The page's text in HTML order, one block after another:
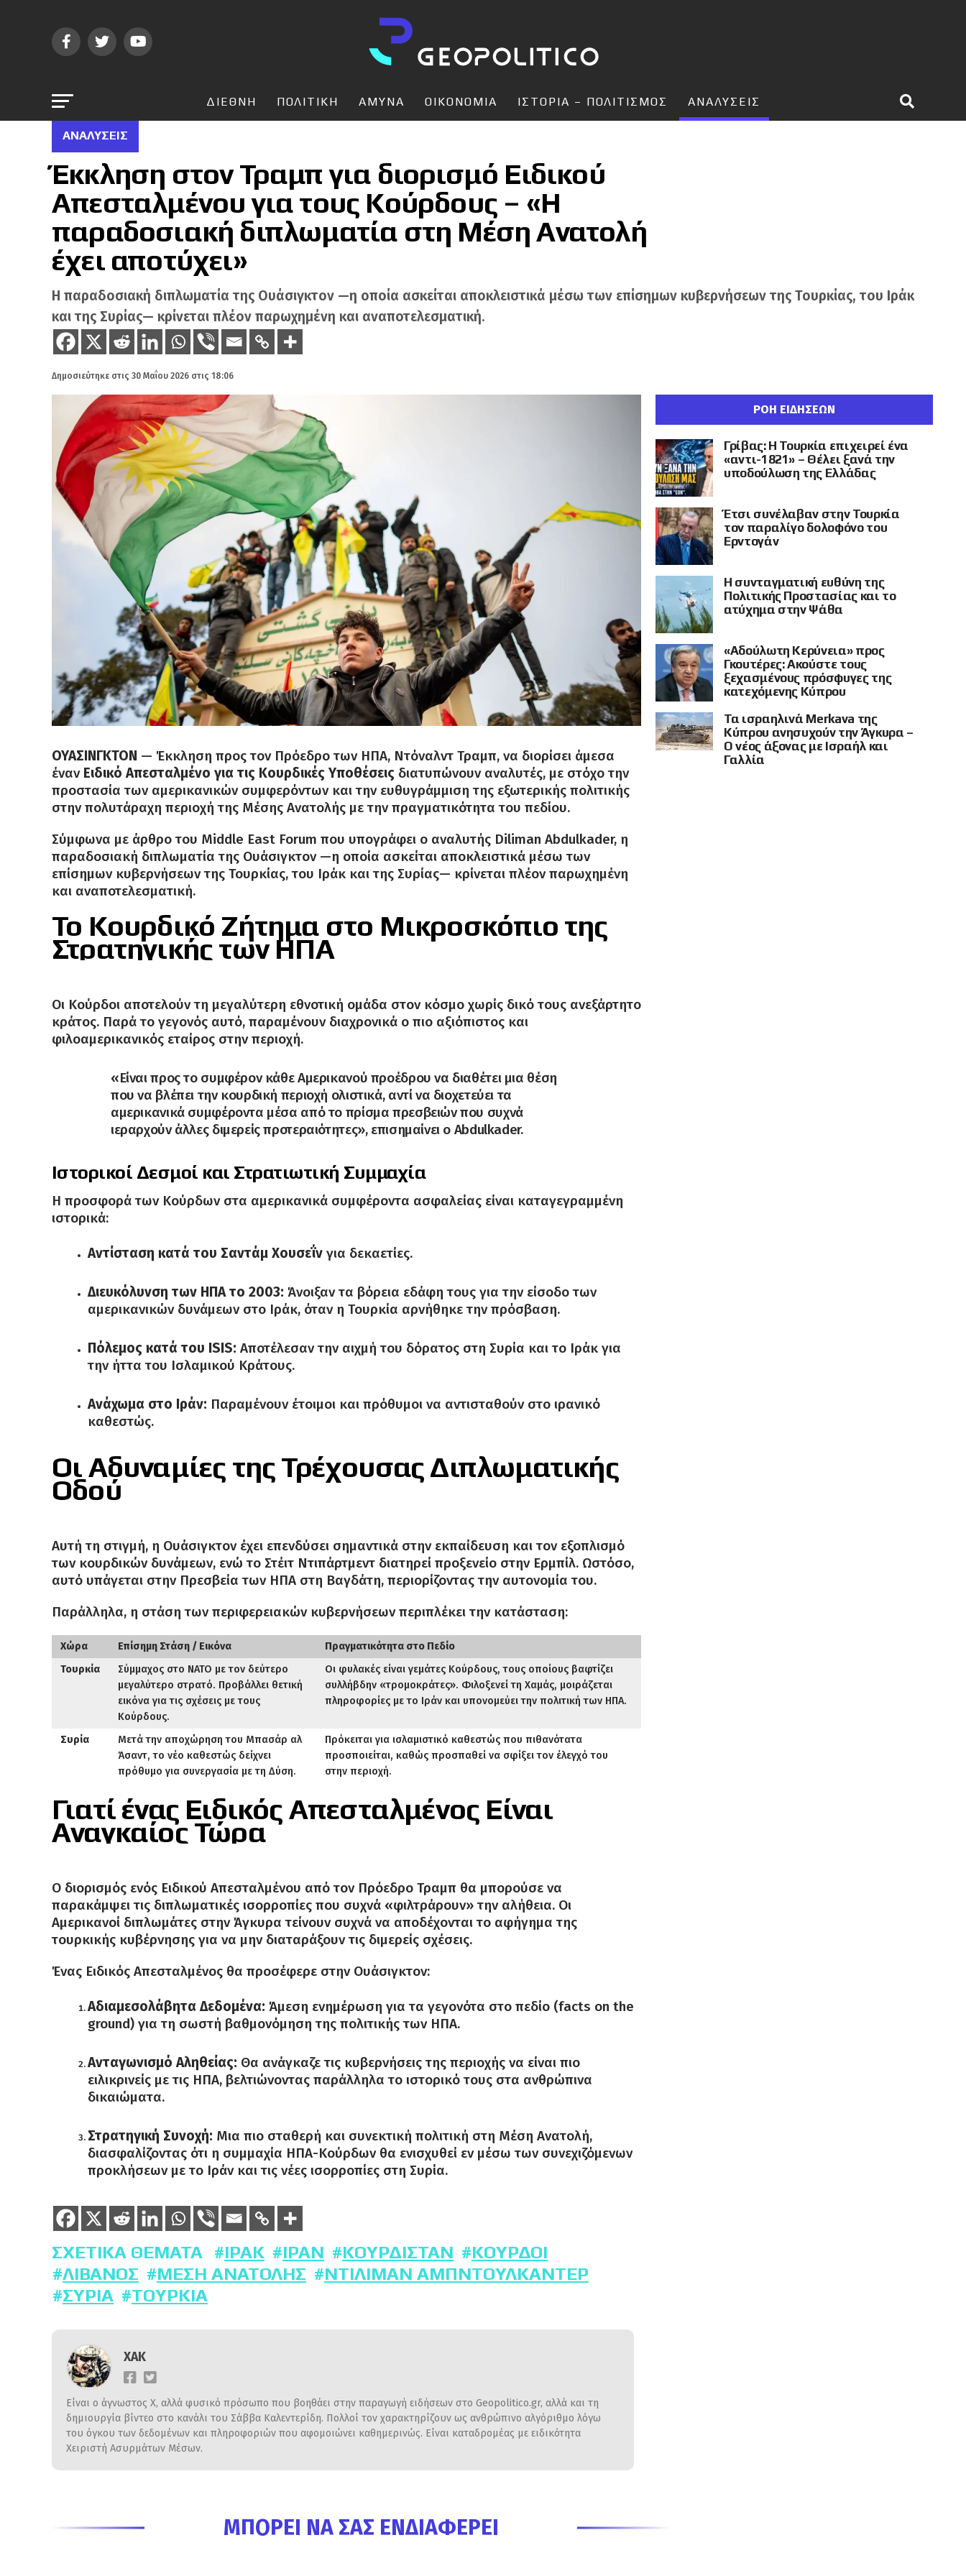
ΔΙΕΘΝΗ ΠΟΛΙΤΙΚΗ ΑΜΥΝΑ ΟΙΚΟΝΟΜΙΑ ΙΣΤΟΡΙΑ – ΠΟΛΙΤΙΣΜΟΣ ΑΝΑΛΥΣΕΙΣ
ΑΝΑΛΎΣΕΙΣ
Έκκληση στον Τραμπ για διορισμό Ειδικού
Απεσταλμένου για τους Κούρδους – «Η
παραδοσιακή διπλωματία στη Μέση Ανατολή
έχει αποτύχει»
H παραδοσιακή διπλωματία της Ουάσιγκτον —η οποία ασκείται αποκλειστικά μέσω των επίσημων κυβερνήσεων της Τουρκίας, του Ιράκ
και της Συρίας— κρίνεται πλέον παρωχημένη και αναποτελεσματική.
Δημοσιεύτηκε στις 30 Μαΐου 2026 στις 18:06
ΟΥΑΣΙΝΓΚΤΟΝ — Έκκληση προς τον Πρόεδρο των ΗΠΑ, Ντόναλντ Τραμπ, να διορίσει άμεσα
έναν Ειδικό Απεσταλμένο για τις Κουρδικές Υποθέσεις διατυπώνουν αναλυτές, με στόχο την
προστασία των αμερικανικών συμφερόντων και την ευθυγράμμιση της εξωτερικής πολιτικής
στην πολυτάραχη περιοχή της Μέσης Ανατολής με την πραγματικότητα του πεδίου.
Σύμφωνα με άρθρο του Middle East Forum που υπογράφει ο αναλυτής Diliman Abdulkader, η
παραδοσιακή διπλωματία της Ουάσιγκτον —η οποία ασκείται αποκλειστικά μέσω των
επίσημων κυβερνήσεων της Τουρκίας, του Ιράκ και της Συρίας— κρίνεται πλέον παρωχημένη
και αναποτελεσματική.
Το Κουρδικό Ζήτημα στο Μικροσκόπιο της
Στρατηγικής των ΗΠΑ
Οι Κούρδοι αποτελούν τη μεγαλύτερη εθνοτική ομάδα στον κόσμο χωρίς δικό τους ανεξάρτητο
κράτος. Παρά το γεγονός αυτό, παραμένουν διαχρονικά ο πιο αξιόπιστος και
φιλοαμερικανικός εταίρος στην περιοχή.
«Είναι προς το συμφέρον κάθε Αμερικανού προέδρου να διαθέτει μια θέση
που να βλέπει την κουρδική περιοχή ολιστικά, αντί να διοχετεύει τα
αμερικανικά συμφέροντα μέσα από το πρίσμα πρεσβειών που συχνά
ιεραρχούν άλλες διμερείς προτεραιότητες», επισημαίνει ο Abdulkader.
Ιστορικοί Δεσμοί και Στρατιωτική Συμμαχία
Η προσφορά των Κούρδων στα αμερικανικά συμφέροντα ασφαλείας είναι καταγεγραμμένη
ιστορικά:
Αντίσταση κατά του Σαντάμ Χουσεΐν για δεκαετίες.
Διευκόλυνση των ΗΠΑ το 2003: Άνοιξαν τα βόρεια εδάφη τους για την είσοδο των
αμερικανικών δυνάμεων στο Ιράκ, όταν η Τουρκία αρνήθηκε την πρόσβαση.
Πόλεμος κατά του ISIS: Αποτέλεσαν την αιχμή του δόρατος στη Συρία και το Ιράκ για
την ήττα του Ισλαμικού Κράτους.
Ανάχωμα στο Ιράν: Παραμένουν έτοιμοι και πρόθυμοι να αντισταθούν στο ιρανικό
καθεστώς.
Οι Αδυναμίες της Τρέχουσας Διπλωματικής
Οδού
Αυτή τη στιγμή, η Ουάσιγκτον έχει επενδύσει σημαντικά στην εκπαίδευση και τον εξοπλισμό
των κουρδικών δυνάμεων, ενώ το Στέιτ Ντιπάρτμεντ διατηρεί προξενείο στην Ερμπίλ. Ωστόσο,
αυτό υπάγεται στην Πρεσβεία των ΗΠΑ στη Βαγδάτη, περιορίζοντας την αυτονομία του.
Παράλληλα, η στάση των περιφερειακών κυβερνήσεων περιπλέκει την κατάσταση:
Χώρα Επίσημη Στάση / Εικόνα
Πραγματικότητα στο Πεδίο
Τουρκία
Σύμμαχος στο ΝΑΤΟ με τον δεύτερο
μεγαλύτερο στρατό. Προβάλλει θετική
εικόνα για τις σχέσεις με τους
Κούρδους.
Οι φυλακές είναι γεμάτες Κούρδους, τους οποίους βαφτίζει
συλλήβδην «τρομοκράτες». Φιλοξενεί τη Χαμάς, μοιράζεται
πληροφορίες με το Ιράν και υπονομεύει την πολιτική των ΗΠΑ.
Συρία
Μετά την αποχώρηση του Μπασάρ αλ
Άσαντ, το νέο καθεστώς δείχνει
πρόθυμο για συνεργασία με τη Δύση.
Πρόκειται για ισλαμιστικό καθεστώς που πιθανότατα
προσποιείται, καθώς προσπαθεί να σφίξει τον έλεγχό του
στην περιοχή.
Γιατί ένας Ειδικός Απεσταλμένος Είναι
Αναγκαίος Τώρα
Ο διορισμός ενός Ειδικού Απεσταλμένου από τον Πρόεδρο Τραμπ θα μπορούσε να
παρακάμψει τις διπλωματικές ισορροπίες που συχνά «φιλτράρουν» την αλήθεια. Οι
Αμερικανοί διπλωμάτες στην Άγκυρα τείνουν συχνά να αποδέχονται το αφήγημα της
τουρκικής κυβέρνησης για να μην διαταράξουν τις διμερείς σχέσεις.
Ένας Ειδικός Απεσταλμένος θα προσέφερε στην Ουάσιγκτον:
Αδιαμεσολάβητα Δεδομένα: Άμεση ενημέρωση για τα γεγονότα στο πεδίο (facts on the
ground) για τη σωστή βαθμονόμηση της πολιτικής των ΗΠΑ.
Ανταγωνισμό Αληθείας: Θα ανάγκαζε τις κυβερνήσεις της περιοχής να είναι πιο
ειλικρινείς με τις ΗΠΑ, βελτιώνοντας παράλληλα το ιστορικό τους στα ανθρώπινα
δικαιώματα.
Στρατηγική Συνοχή: Μια πιο σταθερή και συνεκτική πολιτική στη Μέση Ανατολή,
διασφαλίζοντας ότι η συμμαχία ΗΠΑ-Κούρδων θα ενισχυθεί εν μέσω των συνεχιζόμενων
προκλήσεων με το Ιράν και τις νέες ισορροπίες στη Συρία.
ΣΧΕΤΙΚΆ ΘΈΜΑΤΑ ΙΡΆΚ ΙΡΆΝ ΚΟΥΡΔΙΣΤΆΝ
ΚΟΎΡΔΟΙ
ΛΊΒΑΝΟΣ
ΜΈΣΗ ΑΝΑΤΟΛΉΣ
ΝΤΙΛΙΜΆΝ ΑΜΠΝΤΟΥΛΚΑΝΤΈΡ
ΣΥΡΊΑ
ΤΟΥΡΚΊΑ
ΧΑΚ
Είναι ο άγνωστος Χ, αλλά φυσικό πρόσωπο που βοηθάει στην παραγωγή ειδήσεων στο Geopolitico.gr, αλλά και τη
δημιουργία βίντεο στο κανάλι του Σάββα Καλεντερίδη. Πολλοί τον χαρακτηρίζουν ως ανθρώπινο αλγόριθμο λόγω
του όγκου των δεδομένων και πληροφοριών που αφομοιώνει καθημερινώς. Είναι καταδρομέας με ειδικότητα
Χειριστή Ασυρμάτων Μέσων.
ΜΠΟΡΕΊ ΝΑ ΣΑΣ ΕΝΔΙΑΦΈΡΕΙ
ΡΟΗ ΕΙΔΗΣΕΩΝ
Γρίβας: Η Τουρκία επιχειρεί ένα
«αντι-1821» – Θέλει ξανά την
υποδούλωση της Ελλάδας
Έτσι συνέλαβαν στην Τουρκία
τον παραλίγο δολοφόνο του
Ερντογάν
Η συνταγματική ευθύνη της
Πολιτικής Προστασίας και το
ατύχημα στην Ψάθα
«Αδούλωτη Κερύνεια» προς
Γκουτέρες: Ακούστε τους
ξεχασμένους πρόσφυγες της
κατεχόμενης Κύπρου
Τα ισραηλινά Merkava της
Κύπρου ανησυχούν την Άγκυρα –
Ο νέος άξονας με Ισραήλ και
Γαλλία